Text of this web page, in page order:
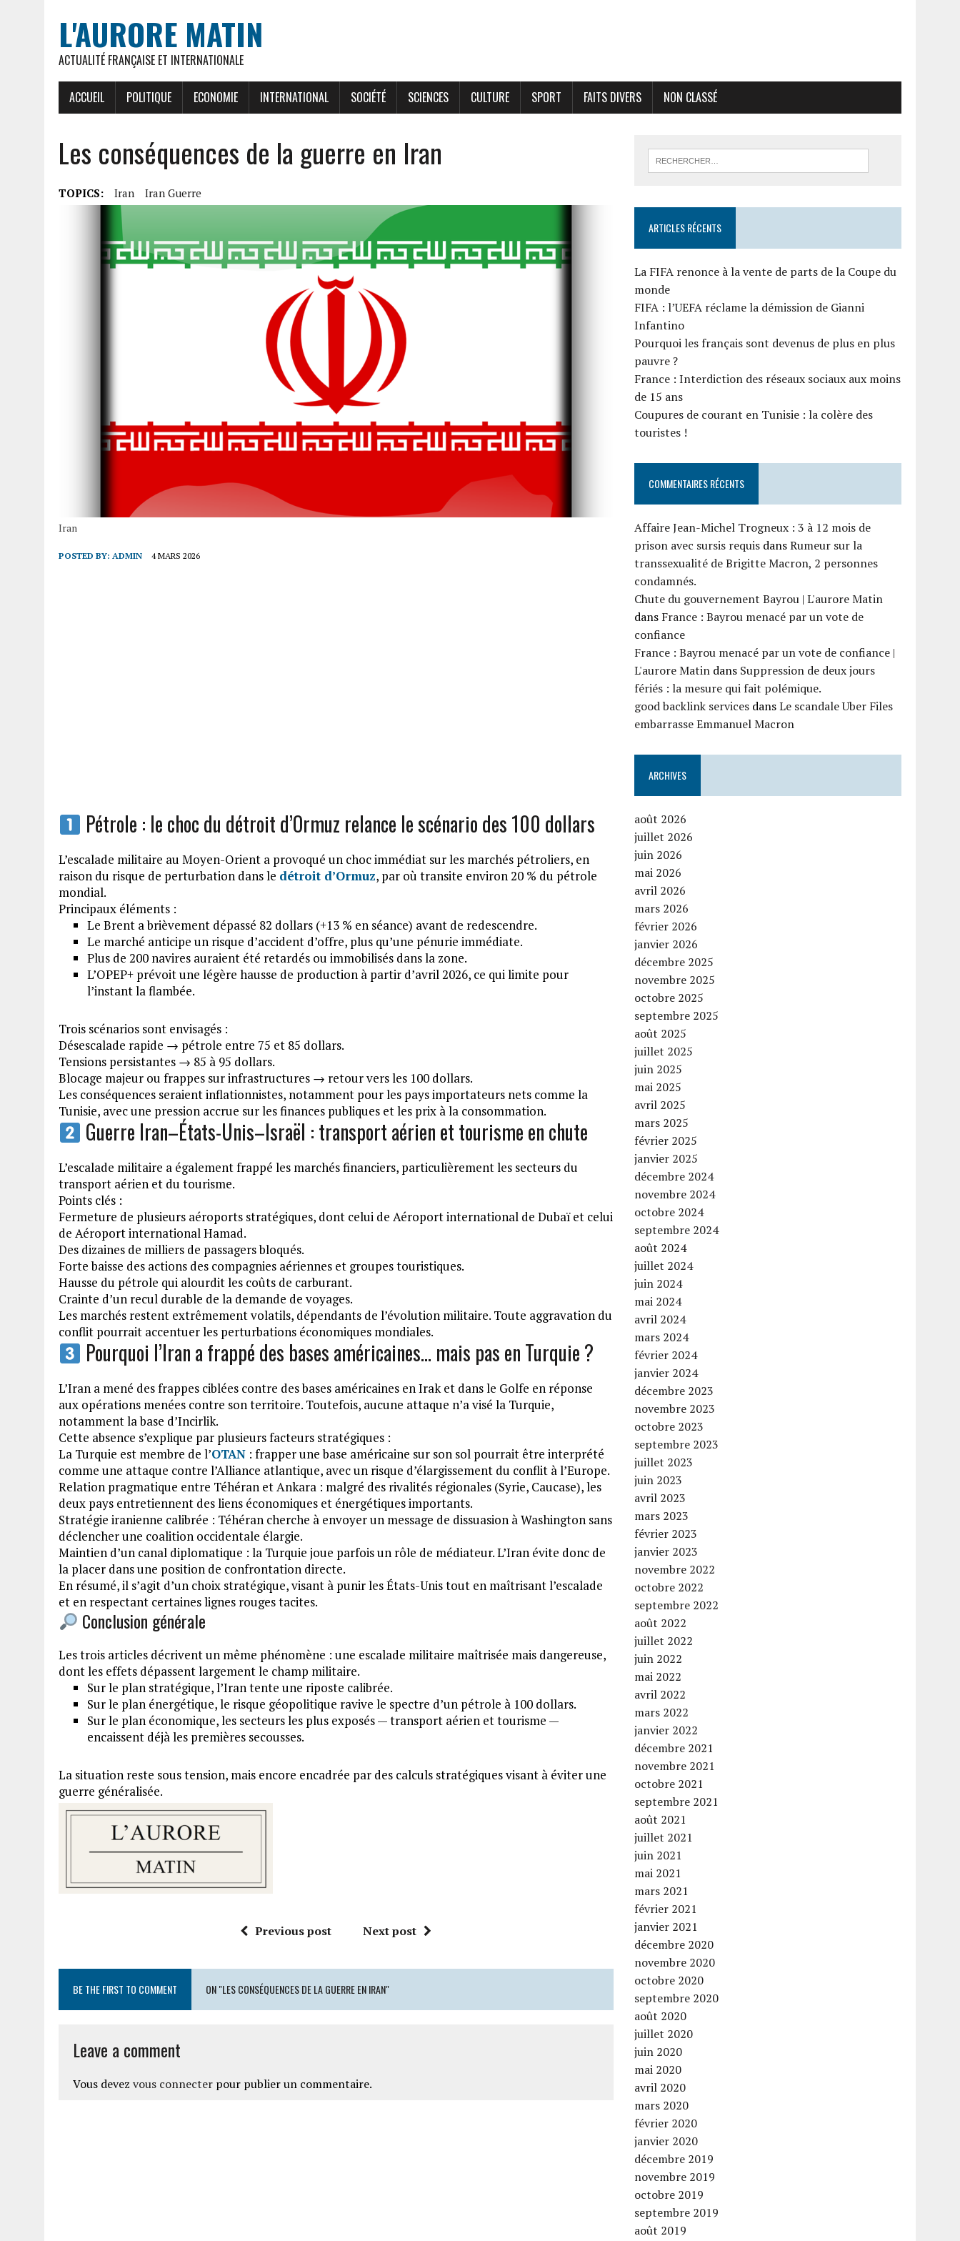
L'AURORE MATIN
ACTUALITÉ FRANÇAISE ET INTERNATIONALE
ACCUEIL POLITIQUE ECONOMIE INTERNATIONAL SOCIÉTÉ SCIENCES CULTURE SPORT FAITS DIVERS NON CLASSÉ
Les conséquences de la guerre en Iran
TOPICS: Iran Iran Guerre
Iran
POSTED BY: ADMIN 4 MARS 2026
Pétrole : le choc du détroit d’Ormuz relance le scénario des 100 dollars
L’escalade militaire au Moyen-Orient a provoqué un choc immédiat sur les marchés pétroliers, en
raison du risque de perturbation dans le détroit d’Ormuz, par où transite environ 20 % du pétrole
mondial.
Principaux éléments :
Le Brent a brièvement dépassé 82 dollars (+13 % en séance) avant de redescendre.
Le marché anticipe un risque d’accident d’offre, plus qu’une pénurie immédiate.
Plus de 200 navires auraient été retardés ou immobilisés dans la zone.
L’OPEP+ prévoit une légère hausse de production à partir d’avril 2026, ce qui limite pour
l’instant la flambée.
Trois scénarios sont envisagés :
Désescalade rapide → pétrole entre 75 et 85 dollars.
Tensions persistantes → 85 à 95 dollars.
Blocage majeur ou frappes sur infrastructures → retour vers les 100 dollars.
Les conséquences seraient inflationnistes, notamment pour les pays importateurs nets comme la
Tunisie, avec une pression accrue sur les finances publiques et les prix à la consommation.
Guerre Iran–États-Unis–Israël : transport aérien et tourisme en chute
L’escalade militaire a également frappé les marchés financiers, particulièrement les secteurs du
transport aérien et du tourisme.
Points clés :
Fermeture de plusieurs aéroports stratégiques, dont celui de Aéroport international de Dubaï et celui
de Aéroport international Hamad.
Des dizaines de milliers de passagers bloqués.
Forte baisse des actions des compagnies aériennes et groupes touristiques.
Hausse du pétrole qui alourdit les coûts de carburant.
Crainte d’un recul durable de la demande de voyages.
Les marchés restent extrêmement volatils, dépendants de l’évolution militaire. Toute aggravation du
conflit pourrait accentuer les perturbations économiques mondiales.
Pourquoi l’Iran a frappé des bases américaines… mais pas en Turquie ?
L’Iran a mené des frappes ciblées contre des bases américaines en Irak et dans le Golfe en réponse
aux opérations menées contre son territoire. Toutefois, aucune attaque n’a visé la Turquie,
notamment la base d’Incirlik.
Cette absence s’explique par plusieurs facteurs stratégiques :
La Turquie est membre de l’OTAN : frapper une base américaine sur son sol pourrait être interprété
comme une attaque contre l’Alliance atlantique, avec un risque d’élargissement du conflit à l’Europe.
Relation pragmatique entre Téhéran et Ankara : malgré des rivalités régionales (Syrie, Caucase), les
deux pays entretiennent des liens économiques et énergétiques importants.
Stratégie iranienne calibrée : Téhéran cherche à envoyer un message de dissuasion à Washington sans
déclencher une coalition occidentale élargie.
Maintien d’un canal diplomatique : la Turquie joue parfois un rôle de médiateur. L’Iran évite donc de
la placer dans une position de confrontation directe.
En résumé, il s’agit d’un choix stratégique, visant à punir les États-Unis tout en maîtrisant l’escalade
et en respectant certaines lignes rouges tacites.
Conclusion générale
Les trois articles décrivent un même phénomène : une escalade militaire maîtrisée mais dangereuse,
dont les effets dépassent largement le champ militaire.
Sur le plan stratégique, l’Iran tente une riposte calibrée.
Sur le plan énergétique, le risque géopolitique ravive le spectre d’un pétrole à 100 dollars.
Sur le plan économique, les secteurs les plus exposés — transport aérien et tourisme —
encaissent déjà les premières secousses.
La situation reste sous tension, mais encore encadrée par des calculs stratégiques visant à éviter une
guerre généralisée.
Previous post Next post
BE THE FIRST TO COMMENT ON "LES CONSÉQUENCES DE LA GUERRE EN IRAN"
Leave a comment
Vous devez vous connecter pour publier un commentaire.
ARTICLES RÉCENTS
La FIFA renonce à la vente de parts de la Coupe du
monde
FIFA : l’UEFA réclame la démission de Gianni
Infantino
Pourquoi les français sont devenus de plus en plus
pauvre ?
France : Interdiction des réseaux sociaux aux moins
de 15 ans
Coupures de courant en Tunisie : la colère des
touristes !
COMMENTAIRES RÉCENTS
Affaire Jean-Michel Trogneux : 3 à 12 mois de
prison avec sursis requis dansRumeur sur la
transsexualité de Brigitte Macron, 2 personnes
condamnés.
Chute du gouvernement Bayrou | L'aurore Matin
dans France : Bayrou menacé par un vote de
confiance
France : Bayrou menacé par un vote de confiance |
L'aurore Matin dans Suppression de deux jours
fériés : la mesure qui fait polémique.
good backlink services dansLe scandale Uber Files
embarrasse Emmanuel Macron
ARCHIVES
août 2026
juillet 2026
juin 2026
mai 2026
avril 2026
mars 2026
février 2026
janvier 2026
décembre 2025
novembre 2025
octobre 2025
septembre 2025
août 2025
juillet 2025
juin 2025
mai 2025
avril 2025
mars 2025
février 2025
janvier 2025
décembre 2024
novembre 2024
octobre 2024
septembre 2024
août 2024
juillet 2024
juin 2024
mai 2024
avril 2024
mars 2024
février 2024
janvier 2024
décembre 2023
novembre 2023
octobre 2023
septembre 2023
juillet 2023
juin 2023
avril 2023
mars 2023
février 2023
janvier 2023
novembre 2022
octobre 2022
septembre 2022
août 2022
juillet 2022
juin 2022
mai 2022
avril 2022
mars 2022
janvier 2022
décembre 2021
novembre 2021
octobre 2021
septembre 2021
août 2021
juillet 2021
juin 2021
mai 2021
mars 2021
février 2021
janvier 2021
décembre 2020
novembre 2020
octobre 2020
septembre 2020
août 2020
juillet 2020
juin 2020
mai 2020
avril 2020
mars 2020
février 2020
janvier 2020
décembre 2019
novembre 2019
octobre 2019
septembre 2019
août 2019